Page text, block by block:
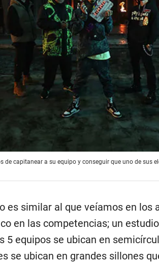
de capitanear a su equipo y conseguir que uno de sus
es similar al que veíamos en los
en las competencias; un
5 equipos se ubican en
se ubican en grandes sillones